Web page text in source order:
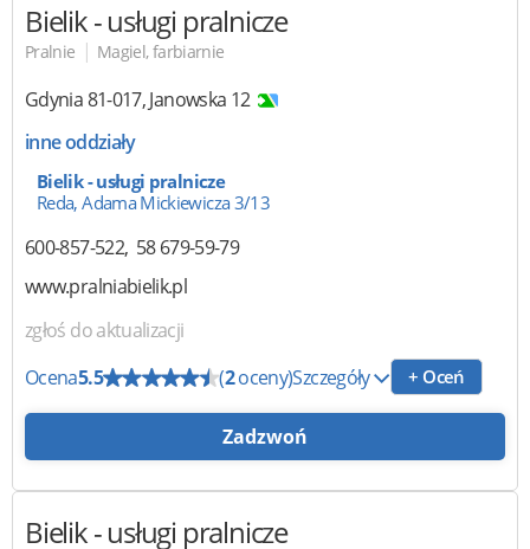
Bielik- usługi pralnicze
Pralnie | Magiel, farbiarnie
Gdynia81-017,Janowska 12
inne oddziały
Bielik - usługi pralnicze
Reda, Adama Mickiewicza 3/13
600-857-522 58 679-59-79
www.pralniabielik.pl
zgłoś do aktualizacji
Ocena5.5 (2oceny)Szczegóły + Oceń
Zadzwoń
Bielik- usługi pralnicze